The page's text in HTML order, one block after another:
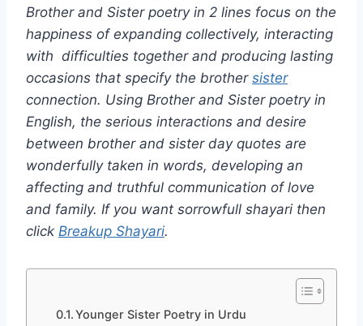
Brother and Sister poetry in 2 lines focus on the
happiness of expanding collectively, interacting
with difficulties together and producing lasting
occasions that specify the brother sister
connection. Using Brother and Sister poetry in
English, the serious interactions and desire
between brother and sister day quotes are
wonderfully taken in words, developing an
affecting and truthful communication of love
and family. If you want sorrowfull shayari then
click Breakup Shayari.
Younger Sister Poetry in Urdu